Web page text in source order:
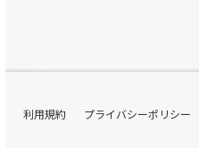
利用規約 プライバシーポリシー